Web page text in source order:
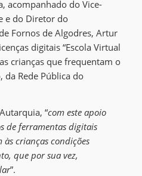
acompanhado do Vice-
e do Diretor do
Fornos de Algodres, Artur
digitais “Escola Virtual
crianças que frequentam o
da Rede Pública do
“com este apoio
de ferramentas digitais
crianças condições
que por sua vez,
”.